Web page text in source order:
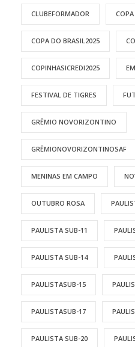
CLUBEFORMADOR
COPA DO BRASIL2025
COPINHASICREDI2025
FESTIVAL DE TIGRES
GRÊMIO NOVORIZONTINO
GRÊMIONOVORIZONTINOSAF
MENINAS EM CAMPO
OUTUBRO ROSA
PAULISTA SUB-11
PAULISTA SUB-14
PAULISTASUB-15
PAULISTASUB-17
PAULISTA SUB-20